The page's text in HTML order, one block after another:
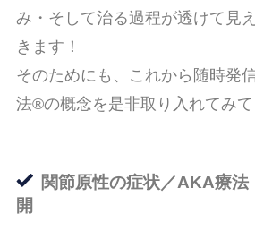
み・そして治る過程が透けて見
きます！
そのためにも、これから随時発
法®の概念を是非取り入れてみて
関節原性の症状／AKA療法
開